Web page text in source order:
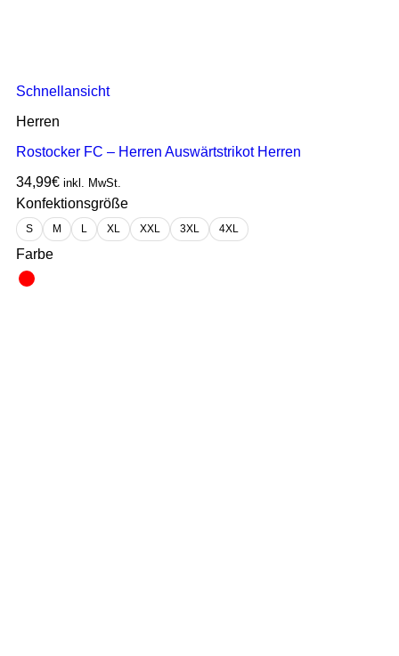
Schnellansicht
Herren
Rostocker FC – Herren Auswärtstrikot Herren
34,99€ inkl. MwSt.
Konfektionsgröße
S M L XL XXL 3XL 4XL
Farbe